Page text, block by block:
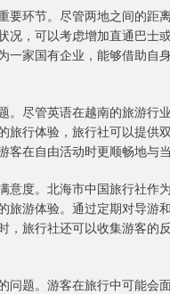
要环节。尽管两地之间的
况，可以考虑增加直通巴
家国有企业，能够借助自
。尽管英语在越南的旅游
旅行体验，旅行社可以提
在自由活动时更顺畅地与当
度。北海市中国旅行社作
旅游体验。通过定期对导
，旅行社还可以收集游客
问题。游客在旅行中可能会